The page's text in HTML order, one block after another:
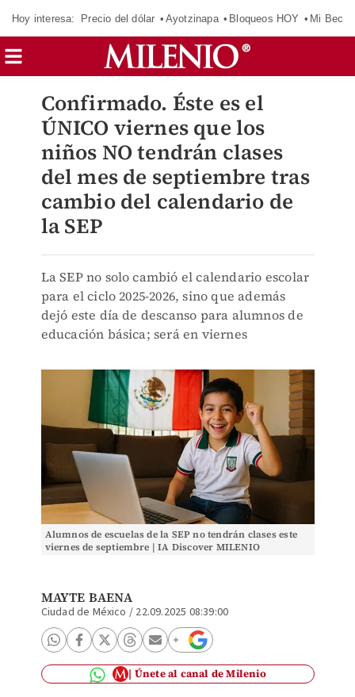
Hoy interesa: Precio del dólar Ayotzinapa Bloqueos HOY Mi Beca
Confirmado. Éste es el
ÚNICO viernes que los
niños NO tendrán clases
del mes de septiembre tras
cambio del calendario de
la SEP
La SEP no solo cambió el calendario escolar
para el ciclo 2025-2026, sino que además
dejó este día de descanso para alumnos de
educación básica; será en viernes
Alumnos de escuelas de la SEP no tendrán clases este
viernes de septiembre | IA Discover MILENIO
MAYTE BAENA
Ciudad de México / 22.09.2025 08:39:00
Únete al canal de Milenio